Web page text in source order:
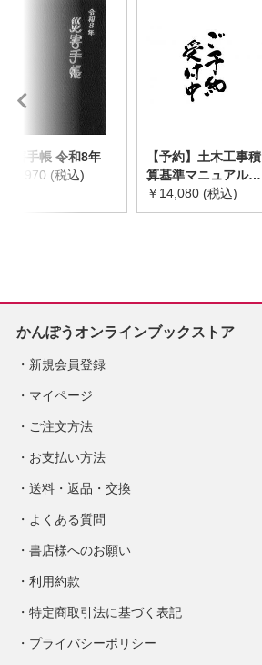
災害手帳 令和8年
￥2,970 (税込)
【予約】土木工事積
算基準マニュアル
令和8年度版
※2026年8月下旬発
￥14,080 (税込)
かんぽうオンラインブックストア
新規会員登録
マイページ
ご注文方法
お支払い方法
送料・返品・交換
よくある質問
書店様へのお願い
利用約款
特定商取引法に基づく表記
プライバシーポリシー